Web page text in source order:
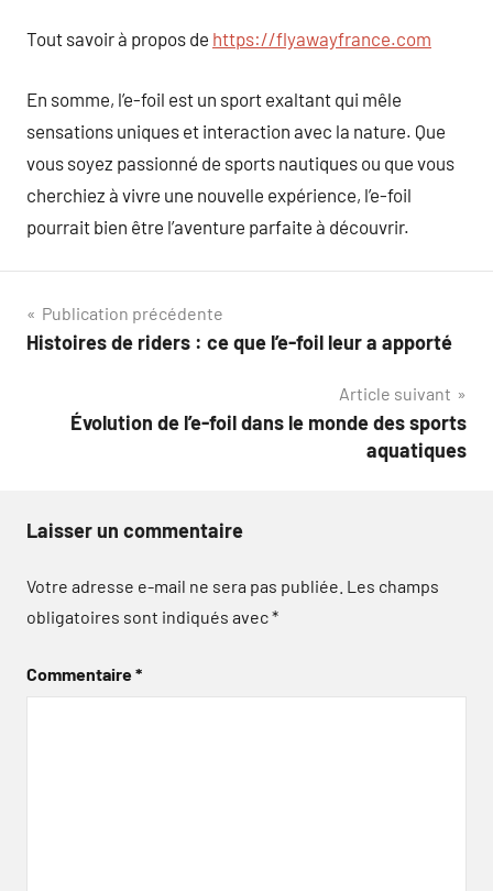
Tout savoir à propos de https://flyawayfrance.com
En somme, l’e-foil est un sport exaltant qui mêle
sensations uniques et interaction avec la nature. Que
vous soyez passionné de sports nautiques ou que vous
cherchiez à vivre une nouvelle expérience, l’e-foil
pourrait bien être l’aventure parfaite à découvrir.
Navigation
de
l’article
Publication précédente
Histoires de riders : ce que l’e-foil leur a apporté
Article suivant
Évolution de l’e-foil dans le monde des sports
aquatiques
Laisser un commentaire
Votre adresse e-mail ne sera pas publiée. Les champs
obligatoires sont indiqués avec*
Commentaire*